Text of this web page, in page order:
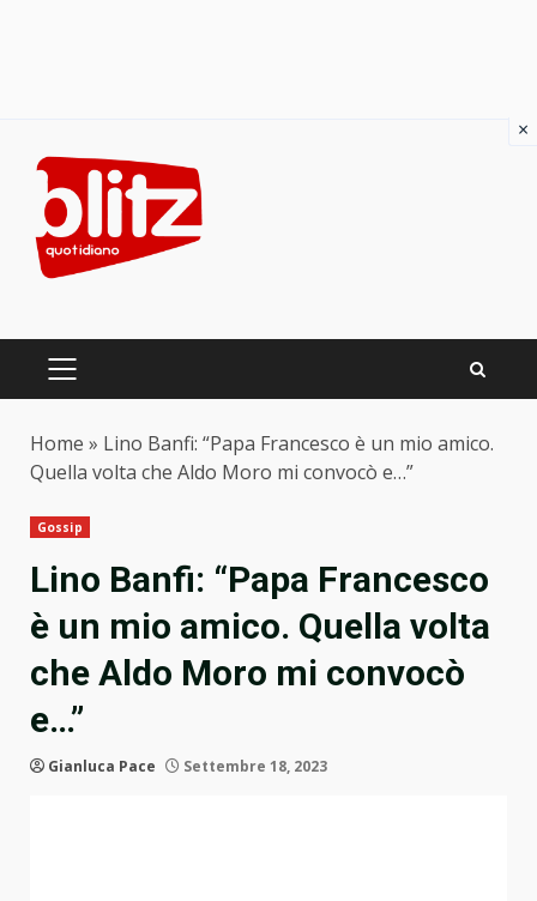
content
PRIMARY
Home » Lino Banfi: “Papa Francesco è un mio amico.
Quella volta che Aldo Moro mi convocò e…”
Gossip
Lino Banfi: “Papa Francesco
è un mio amico. Quella volta
che Aldo Moro mi convocò
e…”
Gianluca Pace Settembre 18, 2023
×